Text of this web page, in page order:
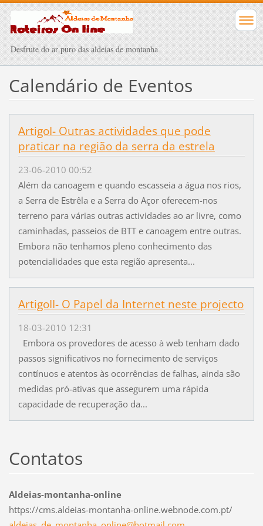
Desfrute do ar puro das aldeias de montanha
Calendário de Eventos
ArtigoI- Outras actividades que pode
praticar na região da serra da estrela
23-06-2010 00:52
Além da canoagem e quando escasseia a água nos rios,
a Serra de Estrêla e a Serra do Açor oferecem-nos
terreno para várias outras actividades ao ar livre, como
caminhadas, passeios de BTT e canoagem entre outras.
Embora não tenhamos pleno conhecimento das
potencialidades que esta região apresenta...
ArtigoII- O Papel da Internet neste projecto
18-03-2010 12:31
Embora os provedores de acesso à web tenham dado
passos significativos no fornecimento de serviços
contínuos e atentos às ocorrências de falhas, ainda são
medidas pró-ativas que assegurem uma rápida
capacidade de recuperação da...
Contatos
Aldeias-montanha-online
https://cms.aldeias-montanha-online.webnode.com.pt/